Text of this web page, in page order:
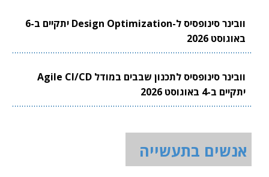
וובינר סינופסיס ל-Design Optimization יתקיים ב-6
באוגוסט 2026
וובינר סינופסיס לתכנון שבבים במודל Agile CI/CD
יתקיים ב-4 באוגוסט 2026
אנשים בתעשייה